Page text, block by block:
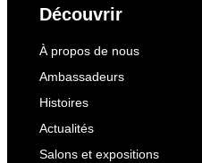
Découvrir
À propos de nous
Ambassadeurs
Histoires
Actualités
Salons et expositions